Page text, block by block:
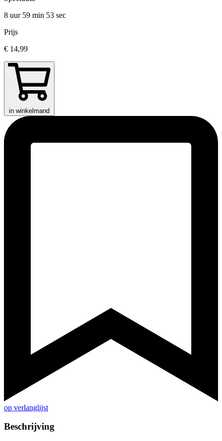
8 uur 59 min 53 sec
Prijs
€ 14,99
in winkelmand
op verlanglijst
Beschrijving